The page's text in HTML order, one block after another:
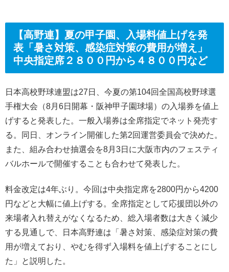
【高野連】夏の甲子園、入場料値上げを発
表「暑さ対策、感染症対策の費用が増え」
中央指定席２８００円から４８００円など
日本高校野球連盟は27日、今夏の第104回全国高校野球選
手権大会（8月6日開幕・阪神甲子園球場）の入場券を値上
げすると発表した。一般入場券は全席指定でネット発売す
る。同日、オンライン開催した第2回運営委員会で決めた。
また、組み合わせ抽選会を8月3日に大阪市内のフェスティ
バルホールで開催することも合わせて発表した。
料金改定は4年ぶり。今回は中央指定席を2800円から4200
円などと大幅に値上げする。全席指定として応援団以外の
来場者入れ替えがなくなるため、総入場者数は大きく減少
する見通しで、日本高野連は「暑さ対策、感染症対策の費
用が増えており、やむを得ず入場料を値上げすることにし
た」と説明した。